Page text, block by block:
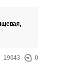
19043 0